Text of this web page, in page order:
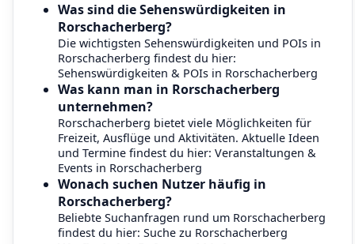
Was sind die Sehenswürdigkeiten in
Rorschacherberg?
Die wichtigsten Sehenswürdigkeiten und POIs in
Rorschacherberg findest du hier:
Sehenswürdigkeiten & POIs in Rorschacherberg
Was kann man in Rorschacherberg
unternehmen?
Rorschacherberg bietet viele Möglichkeiten für
Freizeit, Ausflüge und Aktivitäten. Aktuelle Ideen
und Termine findest du hier: Veranstaltungen &
Events in Rorschacherberg
Wonach suchen Nutzer häufig in
Rorschacherberg?
Beliebte Suchanfragen rund um Rorschacherberg
findest du hier: Suche zu Rorschacherberg